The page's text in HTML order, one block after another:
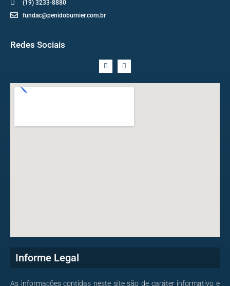
(19) 3233-8880
fundac@penidoburnier.com.br
Redes Sociais
Informe Legal
As informações contidas neste site são de caráter informativo e